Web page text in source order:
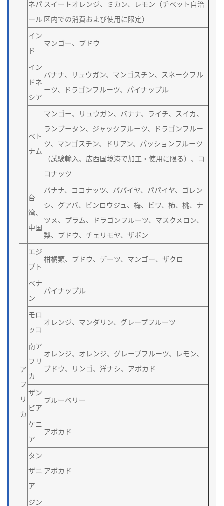
ネパ
ール
スイートオレンジ、ミカン、レモン（チベット自治
区内での消費および使用に限定）
イン
ド
マンゴー、ブドウ
イン
ドネ
シア
バナナ、リュウガン、マンゴスチン、スネークフル
ーツ、ドラゴンフルーツ、パイナップル
ベト
ナム
マンゴー、リュウガン、バナナ、ライチ、スイカ、
ランブータン、ジャックフルーツ、ドラゴンフルー
ツ、マンゴスチン、ドリアン、パッションフルーツ
（試験輸入、広西国境港で加工・使用に限る）、コ
コナッツ
台
湾、
中国
バナナ、ココナッツ、パパイヤ、パパイヤ、ゴレン
シ、グアバ、ビンロウジュ、梅、ビワ、柿、桃、ナ
ツメ、プラム、ドラゴンフルーツ、マスクメロン、
梨、ブドウ、チェリモヤ、ザボン
ア
フ
リ
カ
エジ
プト
柑橘類、ブドウ、デーツ、マンゴー、ザクロ
ベナ
ン
パイナップル
モロ
ッコ
オレンジ、マンダリン、グレープフルーツ
南ア
フリ
カ
オレンジ、オレンジ、グレープフルーツ、レモン、
ブドウ、リンゴ、洋ナシ、アボカド
ザン
ビア
ブルーベリー
ケニ
ア
アボカド
タン
ザニ
ア
アボカド
ジン